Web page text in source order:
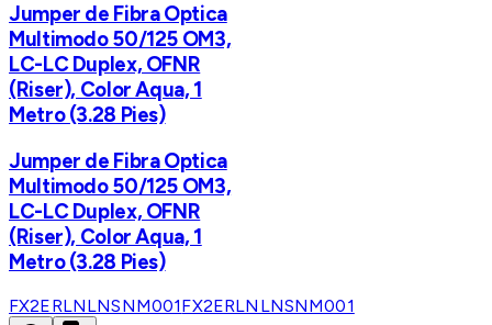
Jumper de Fibra Optica
Multimodo 50/125 OM3,
LC-LC Duplex, OFNR
(Riser), Color Aqua, 1
Metro (3.28 Pies)
Jumper de Fibra Optica
Multimodo 50/125 OM3,
LC-LC Duplex, OFNR
(Riser), Color Aqua, 1
Metro (3.28 Pies)
FX2ERLNLNSNM001FX2ERLNLNSNM001